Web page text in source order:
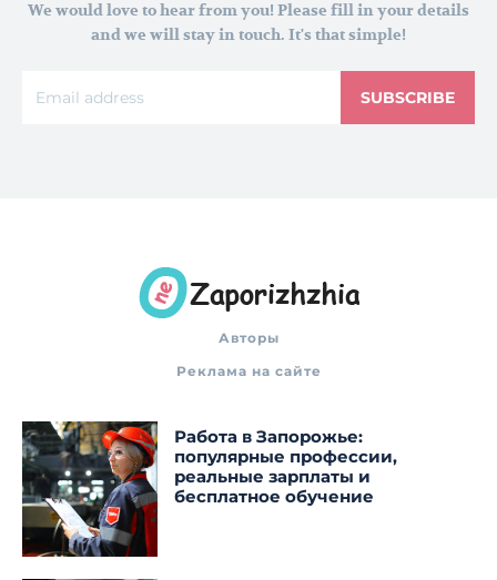
We would love to hear from you! Please fill in your details
and we will stay in touch. It's that simple!
SUBSCRIBE
Авторы
Реклама на сайте
Работа в Запорожье:
популярные профессии,
реальные зарплаты и
бесплатное обучение